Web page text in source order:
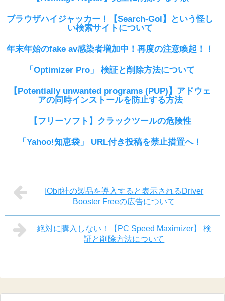
ブラウザハイジャッカー！【Search-Gol】という怪し
い検索サイトについて
年末年始のfake av感染者増加中！再度の注意喚起！！
「Optimizer Pro」 検証と削除方法について
【Potentially unwanted programs (PUP)】アドウェ
アの同時インストールを防止する方法
【フリーソフト】クラックツールの危険性
「Yahoo!知恵袋」 URL付き投稿を禁止措置へ！
IObit社の製品を導入すると表示されるDriver
Booster Freeの広告について
絶対に購入しない！【PC Speed Maximizer】 検
証と削除方法について